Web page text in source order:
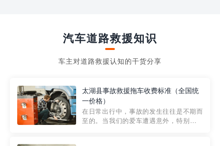
汽车道路救援知识
车主对道路救援认知的干货分享
太湖县事故救援拖车收费标准（全国统
一价格）
在日常出行中，事故的发生往往是不期而
至的。当我们的爱车遭遇意外，特别是在